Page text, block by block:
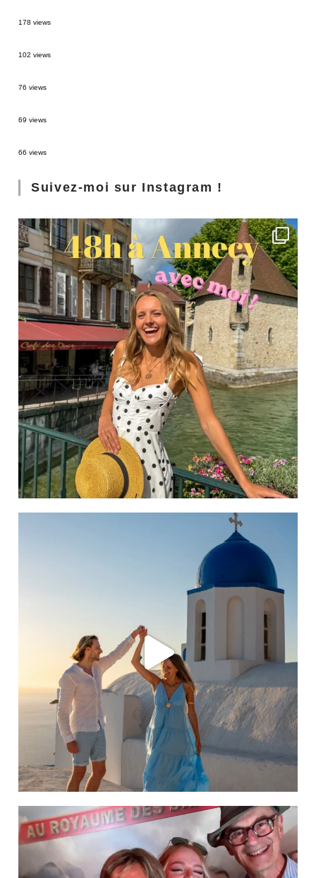
178 views
102 views
76 views
69 views
66 views
Suivez-moi sur Instagram !